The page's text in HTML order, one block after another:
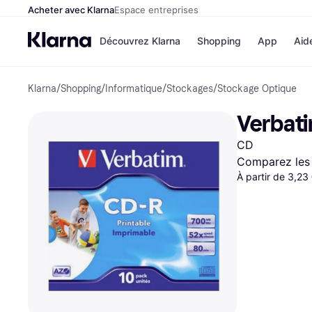
Acheter avec KlarnaEspace entreprises
Découvrez Klarna
Options de
paiement
Payer maintenant
Paiement en 3 fois
Paiement à 30 jours
Klarna sur Apple Pay
Shopping
Magasins
Airbnb
JD Sports
App
Klarna/Shopping/ Informatique/Stockages/Stockage Optique
CD
Comparez
À partir de 3,23